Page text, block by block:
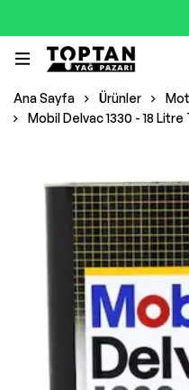
Ana Sayfa Ürünler
Mobil Delvac 1330 - 18